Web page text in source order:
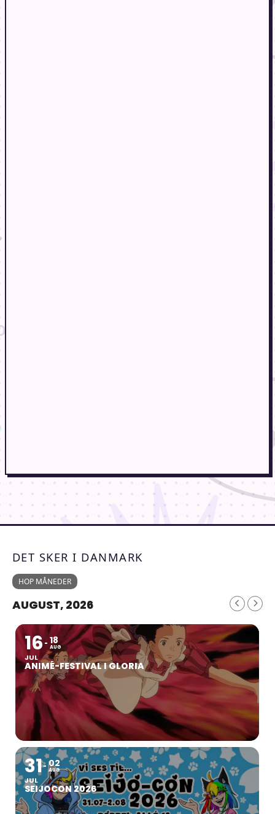
DET SKER I DANMARK
HOP MÅNEDER
AUGUST, 2026
16
JUL
18
AUG
ANIMÉ-FESTIVAL I GLORIA
31
JUL
02
AUG
SEIJOCON 2026